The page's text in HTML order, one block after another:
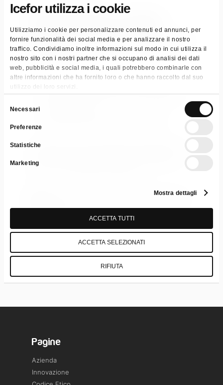
Icefor utilizza i cookie
Utilizziamo i cookie per personalizzare contenuti ed annunci, per
fornire funzionalità dei social media e per analizzare il nostro
traffico. Condividiamo inoltre informazioni sul modo in cui utilizza il
nostro sito con i nostri partner che si occupano di analisi dei dati
web, pubblicità e social media, i quali potrebbero combinarle con
altre informazioni che ha fornito loro o che hanno raccolto dal suo
utilizzo dei loro servizi.
Selezione
consenso
Necessari
Preferenze
Statistiche
Marketing
Mostra dettagli
ACCETTA TUTTI
ACCETTA SELEZIONATI
RIFIUTA
Pastiglie sgrassanti per la pulizia delle
friggitrici
Detergente concentrato in pastiglie
Azione sgrassante ed emulsionante
Categorie:
Pagine
Azienda
Innovazione